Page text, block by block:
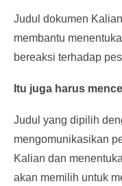
Judul dokumen
membantu
bereaksi terhadap
Itu juga harus
Judul yang dipilih
mengomunikasikan
Kalian dan
akan memilih untuk